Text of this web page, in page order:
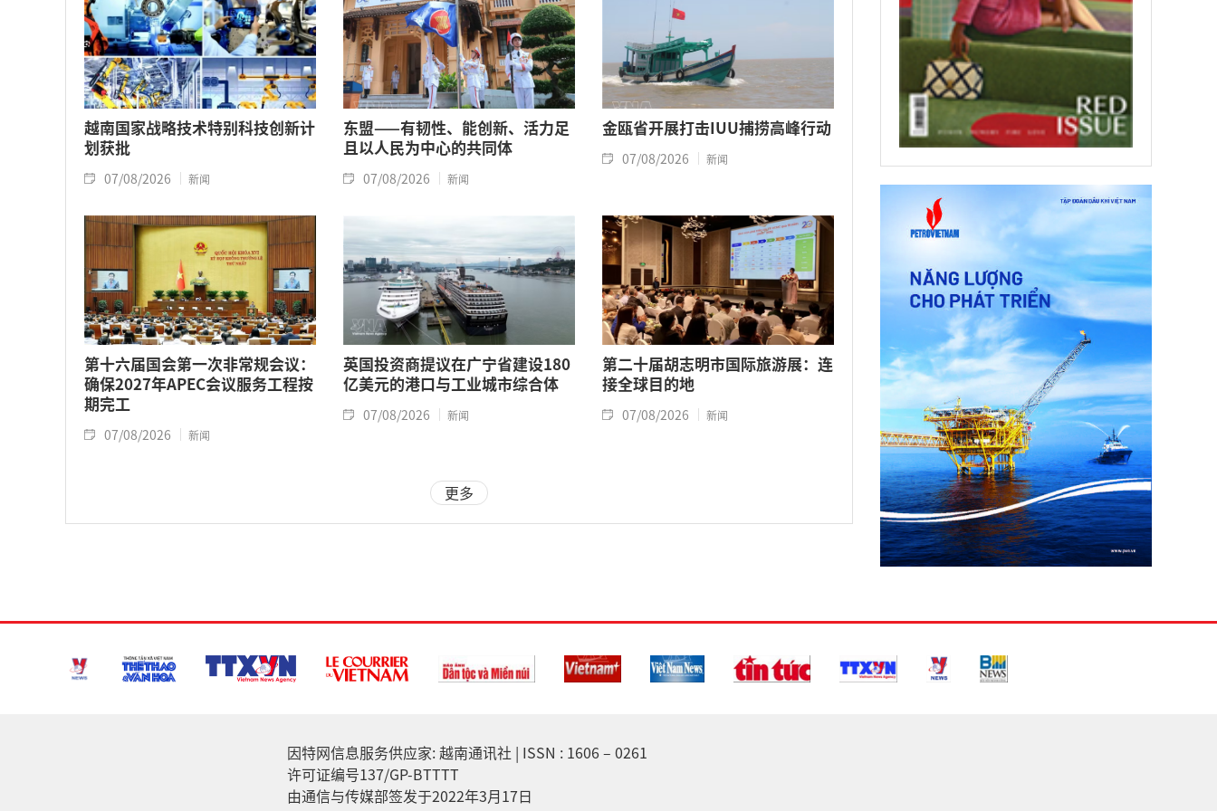
越南国家战略技术特别科技创新计
划获批
07/08/2026 新闻
东盟——有韧性、能创新、活力足
且以人民为中心的共同体
07/08/2026 新闻
金瓯省开展打击IUU捕捞高峰行动
07/08/2026 新闻
第十六届国会第一次非常规会议：
确保2027年APEC会议服务工程按
期完工
07/08/2026 新闻
英国投资商提议在广宁省建设180
亿美元的港口与工业城市综合体
07/08/2026 新闻
第二十届胡志明市国际旅游展：连
接全球目的地
07/08/2026 新闻
更多
因特网信息服务供应家: 越南通讯社 | ISSN : 1606 – 0261
许可证编号137/GP-BTTTT
由通信与传媒部签发于2022年3月17日